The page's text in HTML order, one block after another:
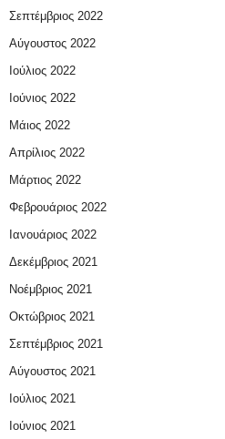
Σεπτέμβριος 2022
Αύγουστος 2022
Ιούλιος 2022
Ιούνιος 2022
Μάιος 2022
Απρίλιος 2022
Μάρτιος 2022
Φεβρουάριος 2022
Ιανουάριος 2022
Δεκέμβριος 2021
Νοέμβριος 2021
Οκτώβριος 2021
Σεπτέμβριος 2021
Αύγουστος 2021
Ιούλιος 2021
Ιούνιος 2021